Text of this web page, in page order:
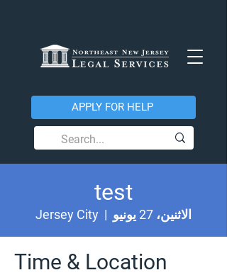
APPLY FOR HELP
test
الاثنين، 27 يونيو
  |
Jersey City
Time & Location